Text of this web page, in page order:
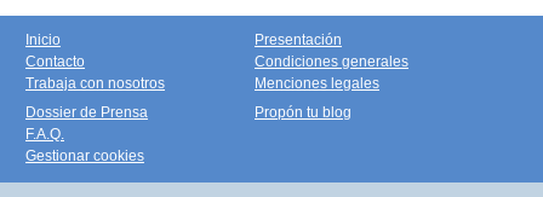
Inicio
Contacto
Trabaja con nosotros
Presentación
Condiciones generales
Menciones legales
Dossier de Prensa
F.A.Q.
Gestionar cookies
Propón tu blog